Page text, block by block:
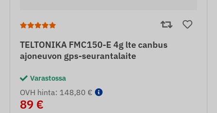
TELTONIKA FMC150-E 4g lte canbus
ajoneuvon gps-seurantalaite
Varastossa
OVH hinta: 148,80 €
89 €